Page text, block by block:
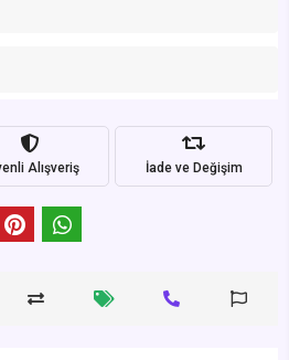
Alışveriş İade ve Değişim